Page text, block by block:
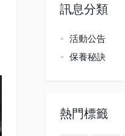
訊息分類
活動公告
保養秘訣
熱門標籤